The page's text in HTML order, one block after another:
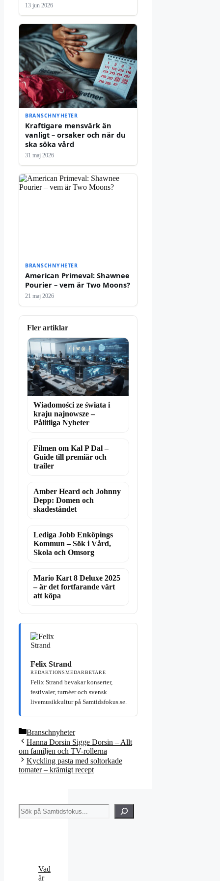
13 jun 2026
BRANSCHNYHETER
Kraftigare mensvärk än
vanligt – orsaker och när du
ska söka vård
31 maj 2026
BRANSCHNYHETER
American Primeval: Shawnee
Pourier – vem är Two Moons?
21 maj 2026
Fler artiklar
Wiadomości ze świata i
kraju najnowsze –
Pålitliga Nyheter
Filmen om Kal P Dal –
Guide till premiär och
trailer
Amber Heard och Johnny
Depp: Domen och
skadeståndet
Lediga Jobb Enköpings
Kommun – Sök i Vård,
Skola och Omsorg
Mario Kart 8 Deluxe 2025
– är det fortfarande värt
att köpa
Felix Strand
REDAKTIONSMEDARBETARE
Felix Strand bevakar konserter,
festivaler, turnéer och svensk
livemusikkultur på Samtidsfokus.se.
Kategorier
Branschnyheter
Hanna Dorsin Sigge Dorsin – Allt
om familjen och TV-rollerna
Kyckling pasta med soltorkade
tomater – krämigt recept
Sök
Vad
är